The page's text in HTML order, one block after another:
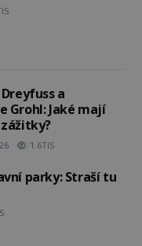
a
Grohl: Jaké mají
1.6TIS
parky: Straší tu